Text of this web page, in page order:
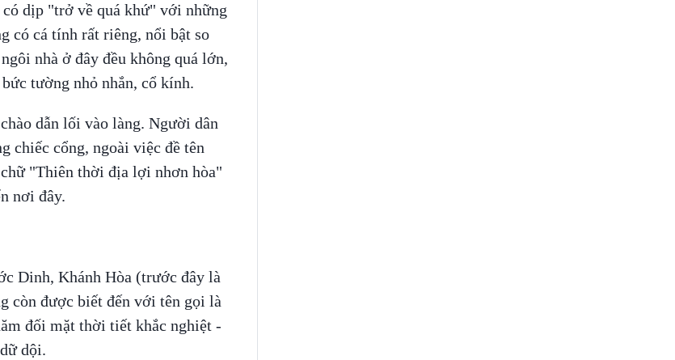
có dịp "trở về quá khứ" với những
có cá tính rất riêng, nổi bật so
nhà ở đây đều không quá lớn,
tường nhỏ nhắn, cổ kính.
dẫn lối vào làng. Người dân
chiếc cổng, ngoài việc đề tên
chữ "Thiên thời địa lợi nhơn hòa"
nơi đây.
Dinh, Khánh Hòa (trước đây là
còn được biết đến với tên gọi là
đối mặt thời tiết khắc nghiệt -
dội.